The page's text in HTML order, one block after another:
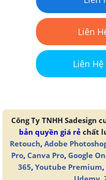
Liên
Liên
Công Ty TNHH Sadesign
bản quyền giá rẻchất
Retouch, Adobe
Pro, Canva Pro, Google
365, Youtube Premium,